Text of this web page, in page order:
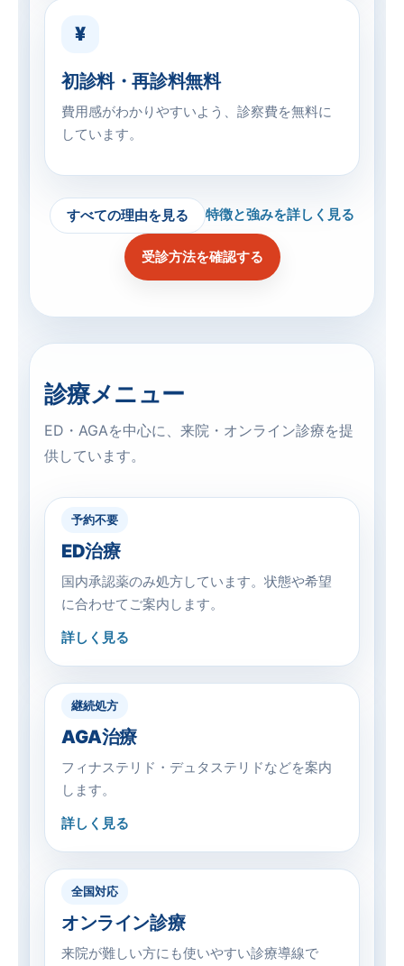
¥
初診料・再診料無料
費用感がわかりやすいよう、診察費を無料に
しています。
すべての理由を見る 特徴と強みを詳しく見る
受診方法を確認する
診療メニュー
ED・AGAを中心に、来院・オンライン診療を提
供しています。
予約不要
ED治療
国内承認薬のみ処方しています。状態や希望
に合わせてご案内します。
詳しく見る
継続処方
AGA治療
フィナステリド・デュタステリドなどを案内
します。
詳しく見る
全国対応
オンライン診療
来院が難しい方にも使いやすい診療導線で